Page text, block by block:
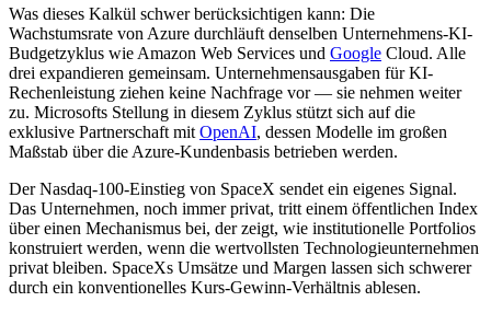
Was dieses Kalkül schwer berücksichtigen kann: Die
Wachstumsrate von Azure durchläuft denselben Unternehmens-KI-
Budgetzyklus wie Amazon Web Services und Google Cloud. Alle
drei expandieren gemeinsam. Unternehmensausgaben für KI-
Rechenleistung ziehen keine Nachfrage vor — sie nehmen weiter
zu. Microsofts Stellung in diesem Zyklus stützt sich auf die
exklusive Partnerschaft mit OpenAI, dessen Modelle im großen
Maßstab über die Azure-Kundenbasis betrieben werden.
Der Nasdaq-100-Einstieg von SpaceX sendet ein eigenes Signal.
Das Unternehmen, noch immer privat, tritt einem öffentlichen Index
über einen Mechanismus bei, der zeigt, wie institutionelle Portfolios
konstruiert werden, wenn die wertvollsten Technologieunternehmen
privat bleiben. SpaceXs Umsätze und Margen lassen sich schwerer
durch ein konventionelles Kurs-Gewinn-Verhältnis ablesen.